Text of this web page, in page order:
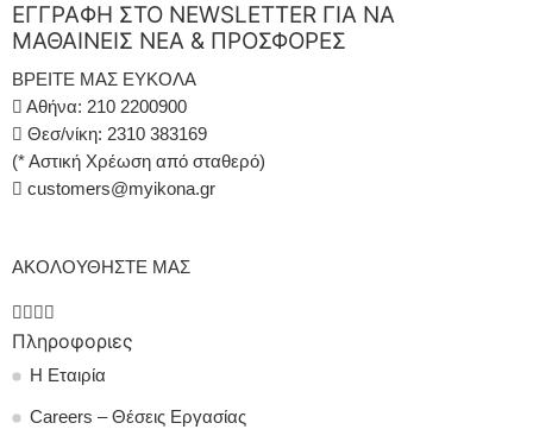
ΕΓΓΡΑΦΗ ΣΤΟ NEWSLETTER ΓΙΑ ΝΑ
ΜΑΘΑΙΝΕΙΣ ΝΕΑ & ΠΡΟΣΦΟΡΕΣ
ΒΡΕΙΤΕ ΜΑΣ ΕΥΚΟΛΑ
Αθήνα: 210 2200900
Θεσ/νίκη: 2310 383169
(* Αστική Χρέωση από σταθερό)
customers@myikona.gr
ΑΚΟΛΟΥΘΗΣΤΕ ΜΑΣ
Πληροφοριες
Η Εταιρία
Careers – Θέσεις Εργασίας